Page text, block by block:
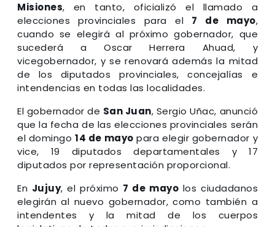
Misiones, en tanto, oficializó el llamado a
elecciones provinciales para el 7 de mayo,
cuando se elegirá al próximo gobernador, que
sucederá a Oscar Herrera Ahuad, y
vicegobernador, y se renovará además la mitad
de los diputados provinciales, concejalías e
intendencias en todas las localidades.
El gobernador de San Juan, Sergio Uñac, anunció
que la fecha de las elecciones provinciales serán
el domingo 14 de mayo para elegir gobernador y
vice, 19 diputados departamentales y 17
diputados por representación proporcional.
En Jujuy, el próximo 7 de mayo los ciudadanos
elegirán al nuevo gobernador, como también a
intendentes y la mitad de los cuerpos